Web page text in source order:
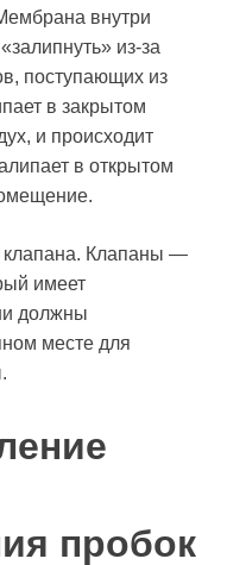
внутри
из-за
поступающих из
в закрытом
и происходит
в открытом
Клапаны —
имеет
должны
месте для
пробок